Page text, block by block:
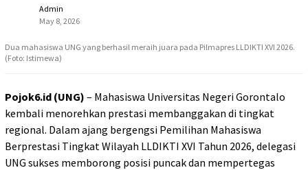
Admin
May 8, 2026
Dua mahasiswa UNG yang berhasil meraih juara pada Pilmapres LLDIKTI XVI 2026.
(Foto: Istimewa)
Pojok6.id (UNG) – Mahasiswa Universitas Negeri Gorontalo
kembali menorehkan prestasi membanggakan di tingkat
regional. Dalam ajang bergengsi Pemilihan Mahasiswa
Berprestasi Tingkat Wilayah LLDIKTI XVI Tahun 2026, delegasi
UNG sukses memborong posisi puncak dan mempertegas